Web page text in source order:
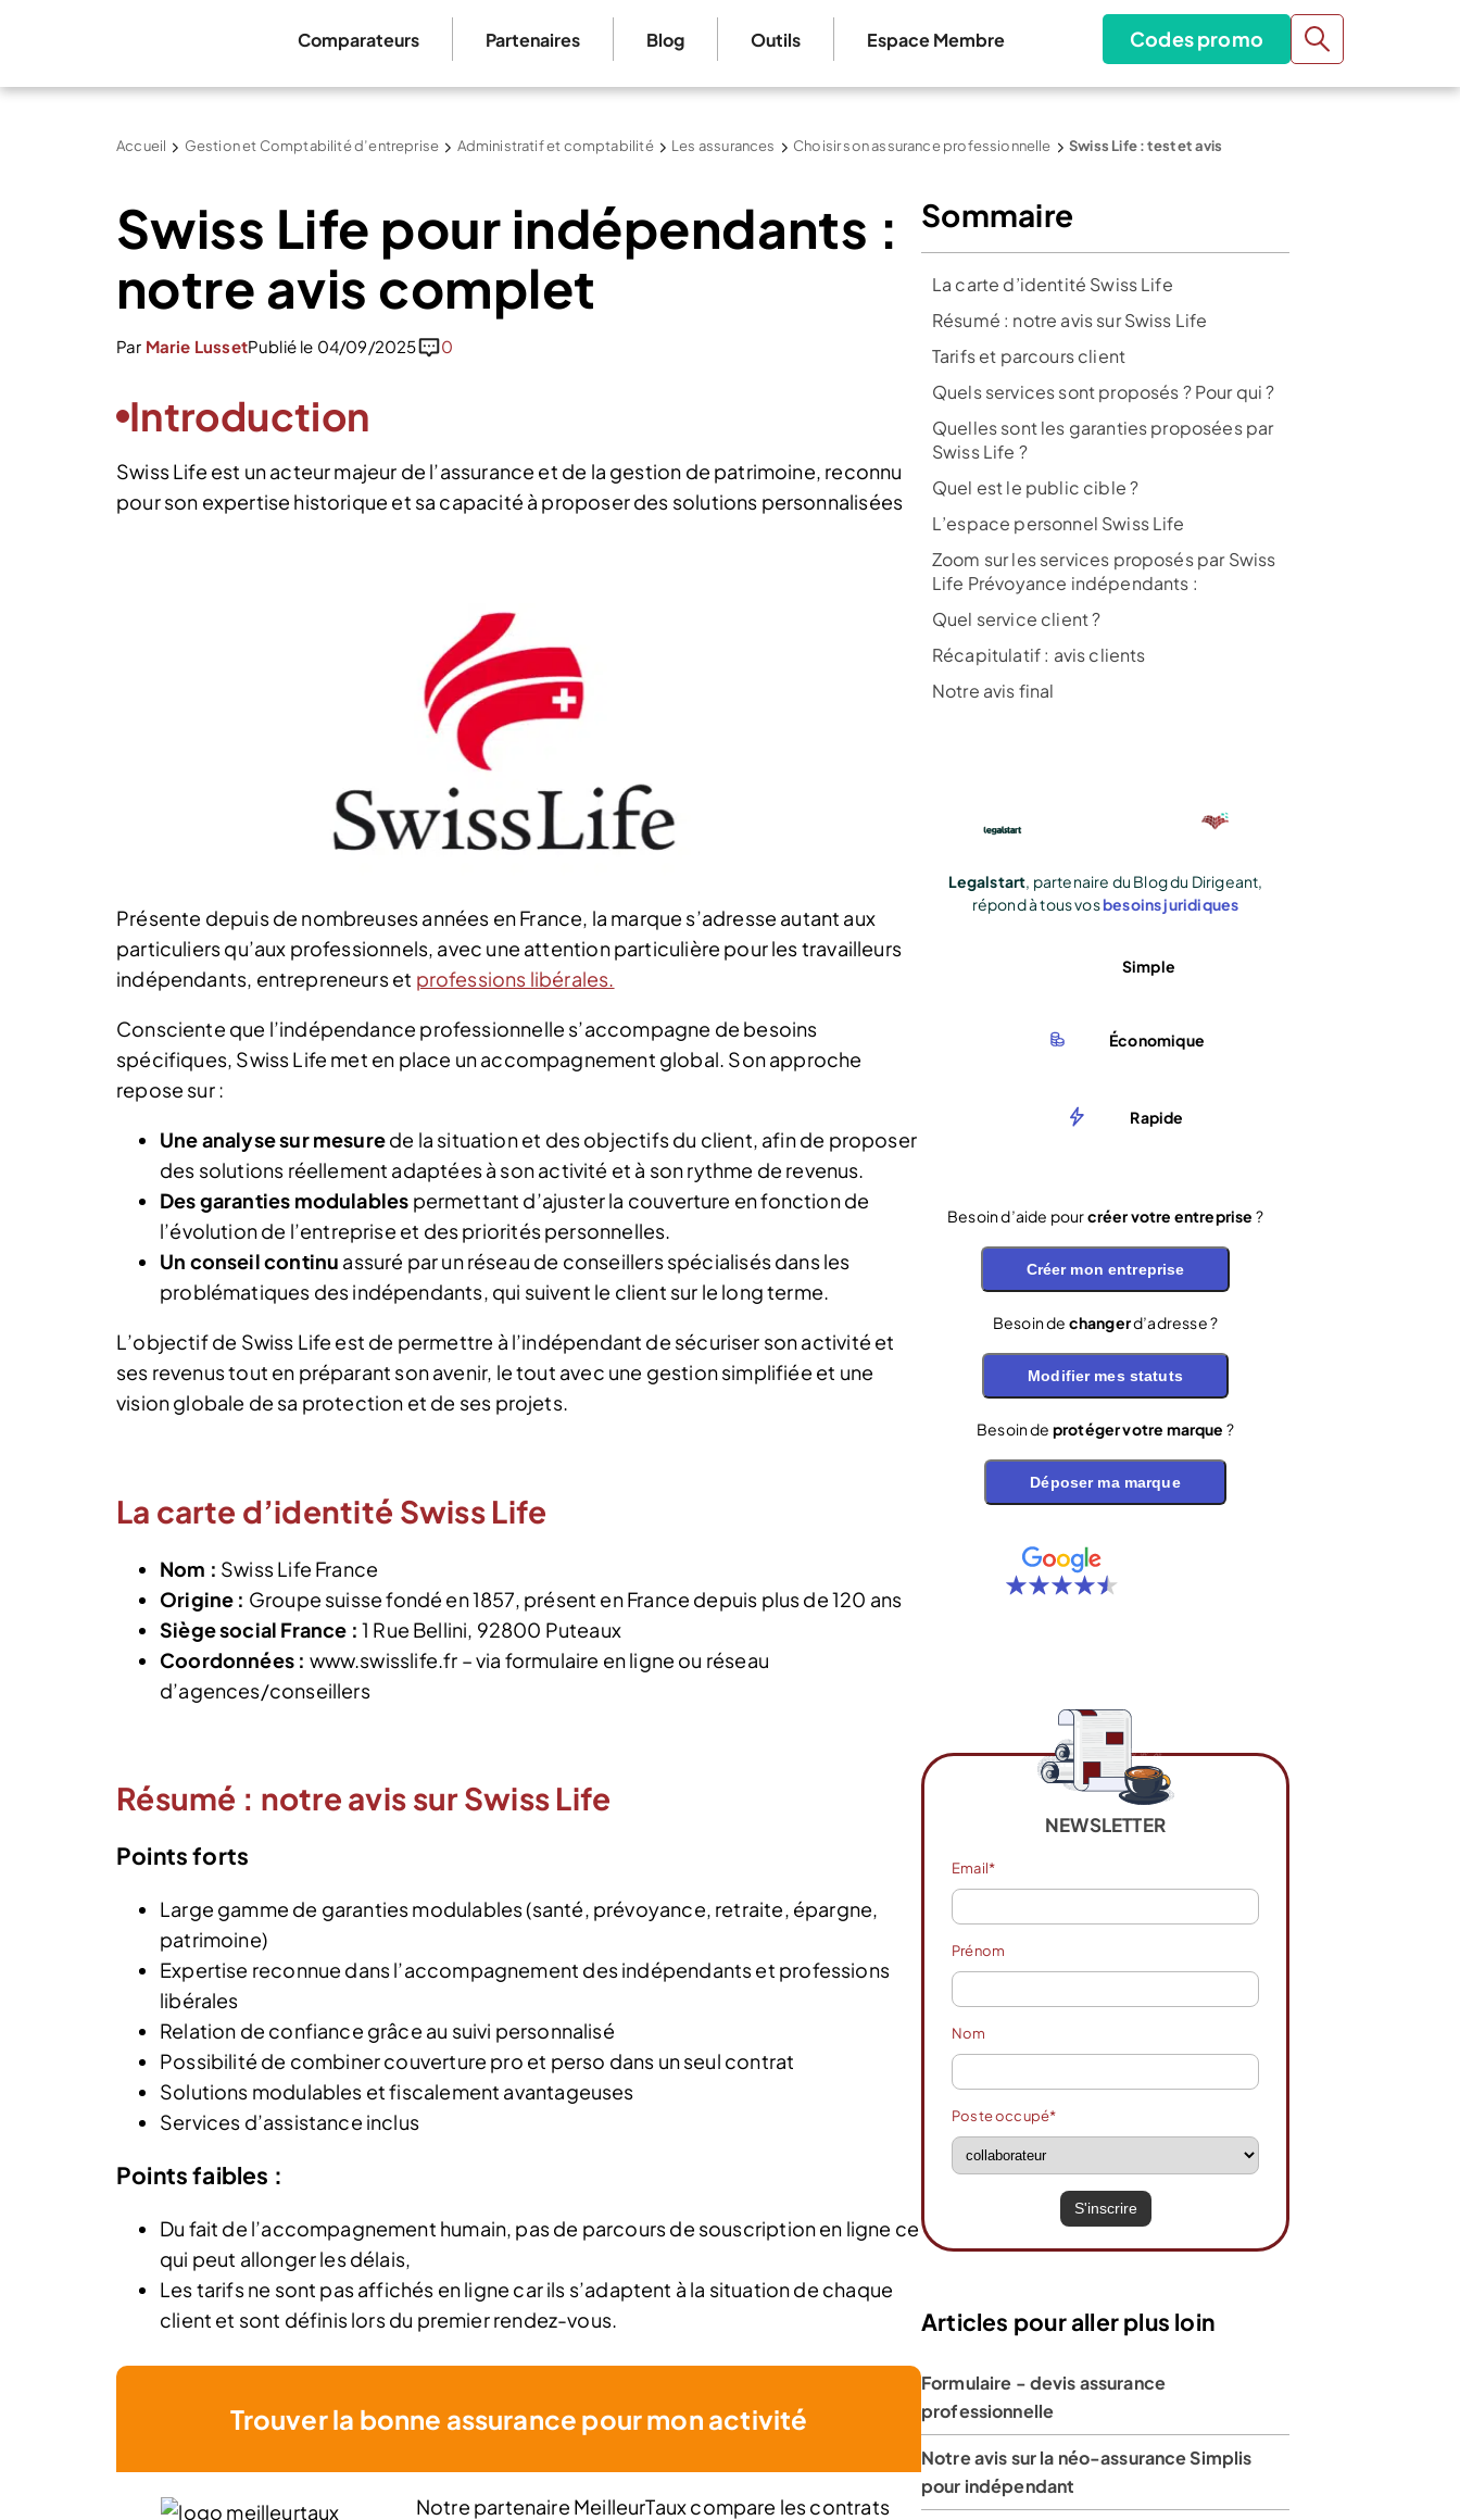
Comparateurs Partenaires Blog Outils Espace Membre Codes promo
Accueil Gestion et Comptabilité d’entreprise Administratif et comptabilité Les assurances Choisir son assurance professionnelle Swiss Life : test et avis
Swiss Life pour indépendants :
notre avis complet
Par Marie LussetPublié le 04/09/2025 0
Introduction
Swiss Life est un acteur majeur de l’assurance et de la gestion de patrimoine, reconnu
pour son expertise historique et sa capacité à proposer des solutions personnalisées
Présente depuis de nombreuses années en France, la marque s’adresse autant aux
particuliers qu’aux professionnels, avec une attention particulière pour les travailleurs
indépendants, entrepreneurs et professions libérales.
Consciente que l’indépendance professionnelle s’accompagne de besoins
spécifiques, Swiss Life met en place un accompagnement global. Son approche
repose sur :
Une analyse sur mesurede la situation et des objectifs du client, afin de proposer
des solutions réellement adaptées à son activité et à son rythme de revenus.
Des garanties modulables permettant d’ajuster la couverture en fonction de
l’évolution de l’entreprise et des priorités personnelles.
Un conseil continu assuré par un réseau de conseillers spécialisés dans les
problématiques des indépendants, qui suivent le client sur le long terme.
L’objectif de Swiss Life est de permettre à l’indépendant de sécuriser son activité et
ses revenus tout en préparant son avenir, le tout avec une gestion simplifiée et une
vision globale de sa protection et de ses projets.
La carte d’identité Swiss Life
Nom : Swiss Life France
Origine : Groupe suisse fondé en 1857, présent en France depuis plus de 120 ans
Siège social France : 1 Rue Bellini, 92800 Puteaux
Coordonnées : www.swisslife.fr – via formulaire en ligne ou réseau
d’agences/conseillers
Résumé : notre avis sur Swiss Life
Points forts
Large gamme de garanties modulables (santé, prévoyance, retraite, épargne,
patrimoine)
Expertise reconnue dans l’accompagnement des indépendants et professions
libérales
Relation de confiance grâce au suivi personnalisé
Possibilité de combiner couverture pro et perso dans un seul contrat
Solutions modulables et fiscalement avantageuses
Services d’assistance inclus
Points faibles :
Du fait de l’accompagnement humain, pas de parcours de souscription en ligne ce
qui peut allonger les délais,
Les tarifs ne sont pas affichés en ligne car ils s’adaptent à la situation de chaque
client et sont définis lors du premier rendez-vous.
Trouver la bonne assurance pour mon activité
Notre partenaire MeilleurTaux compare les contrats
Sommaire
La carte d’identité Swiss Life
Résumé : notre avis sur Swiss Life
Tarifs et parcours client
Quels services sont proposés ? Pour qui ?
Quelles sont les garanties proposées par
Swiss Life ?
Quel est le public cible ?
L’espace personnel Swiss Life
Zoom sur les services proposés par Swiss
Life Prévoyance indépendants :
Quel service client ?
Récapitulatif : avis clients
Notre avis final
Legalstart, partenaire du Blog du Dirigeant,
répond à tous vosbesoins juridiques
Simple
Économique
Rapide
Besoin d’aide pourcréer votre entreprise ?
Créer mon entreprise
Besoin de changerd’adresse ?
Modifier mes statuts
Besoin de protéger votre marque ?
Déposer ma marque
NEWSLETTER
Email*
Prénom
Nom
Poste occupé*
Articles pour aller plus loin
Formulaire - devis assurance
professionnelle
Notre avis sur la néo-assurance Simplis
pour indépendant